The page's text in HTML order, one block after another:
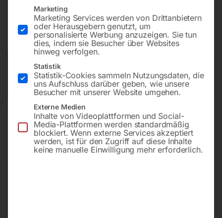
9,60
inkl. MwSt. zzgl.Versandkosten
Lieferzeit:ca. 2 - 3 Tage
Versandkosten Standard (Österreich):
Bitte beachten Sie: Die Versandkosten gelten für Österreich.
Andere Länder können abweichen.
In den Warenkorb
Marketing
Marketing Services werden von Drittanbietern
oder Herausgebern genutzt, um
personalisierte Werbung anzuzeigen. Sie tun
dies, indem sie Besucher über Websites
hinweg verfolgen.
Statistik
Statistik-Cookies sammeln Nutzungsdaten, die
uns Aufschluss darüber geben, wie unsere
Besucher mit unserer Website umgehen.
Externe Medien
Inhalte von Videoplattformen und Social-
Media-Plattformen werden standardmäßig
blockiert. Wenn externe Services akzeptiert
werden, ist für den Zugriff auf diese Inhalte
keine manuelle Einwilligung mehr erforderlich.